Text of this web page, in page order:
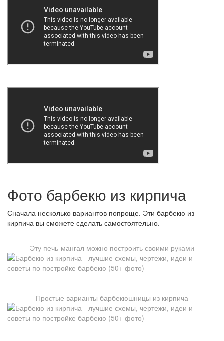
Фото барбекю из кирпича
Сначала несколько вариантов попроще. Эти барбекю из
кирпича вы сможете сделать самостоятельно.
Эту печь-мангал можно построить своими руками
Простые варианты барбекюшницы из кирпича